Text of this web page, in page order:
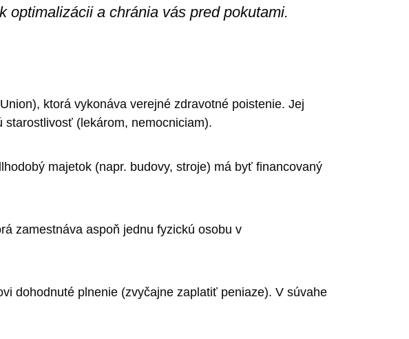
optimalizácii a chránia vás pred pokutami.
ktorá vykonáva verejné zdravotné poistenie. Jej
(lekárom, nemocniciam).
majetok (napr. budovy, stroje) má byť financovaný
zamestnáva aspoň jednu fyzickú osobu v
dohodnuté plnenie (zvyčajne zaplatiť peniaze). V súvahe